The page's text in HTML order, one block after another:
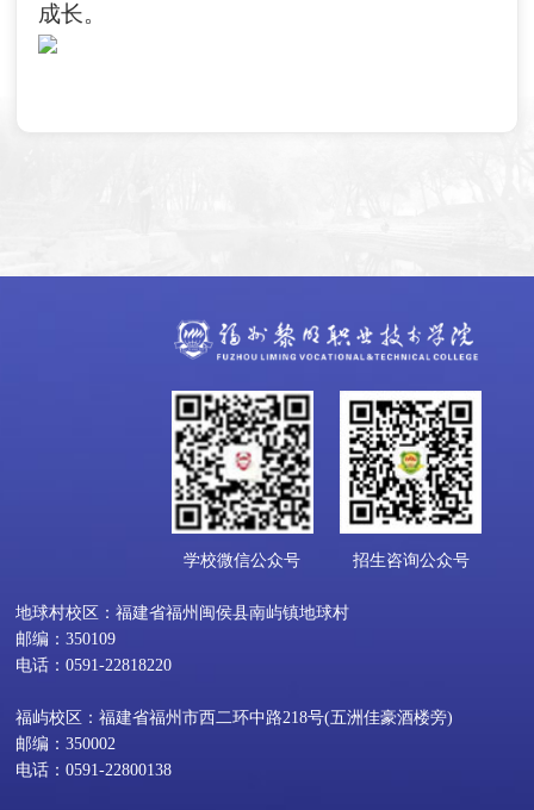
成长。
学校微信公众号 招生咨询公众号
地球村校区：福建省福州闽侯县南屿镇地球村
邮编：350109
电话：0591-22818220
福屿校区：福建省福州市西二环中路218号(五洲佳豪酒楼旁)
邮编：350002
电话：0591-22800138